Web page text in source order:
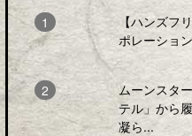
【ハンズフ
ポレーショ
ムーンスタ
テル」から
凝ら...